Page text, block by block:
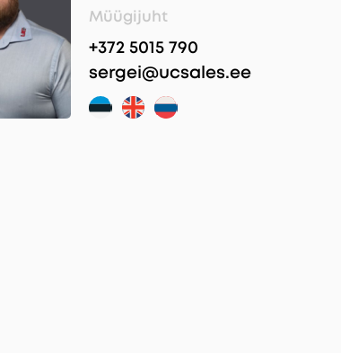
Müügijuht
+372 5015 790
sergei@ucsales.ee